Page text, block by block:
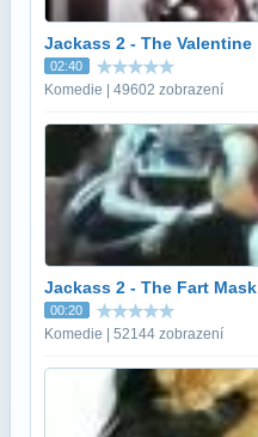
Jackass 2 - The Valentine
02:40
Komedie | 49602 zobrazení
Jackass 2 - The Fart Mask
00:20
Komedie | 52144 zobrazení